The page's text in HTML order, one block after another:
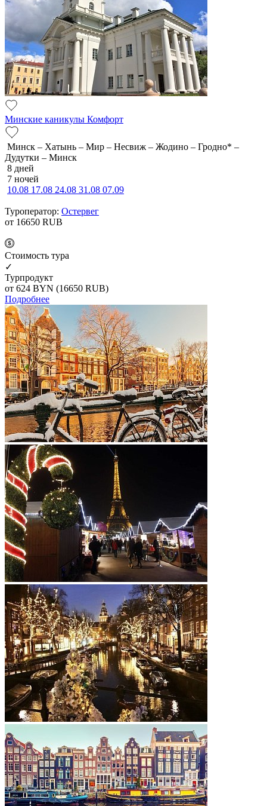
Минские каникулы Комфорт
Минск – Хатынь – Мир – Несвиж – Жодино – Гродно* –
Дудутки – Минск
8 дней
7 ночей
10.08 17.08 24.08 31.08 07.09
Туроператор: Остервег
от 16650 RUB
Cтоимость тура
✓
Турпродукт
от 624 BYN (16650 RUB)
Подробнее